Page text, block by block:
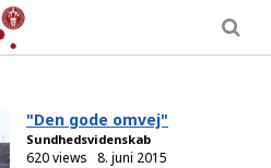
"Den gode omvej"
Sundhedsvidenskab
620 views 8. juni 2015